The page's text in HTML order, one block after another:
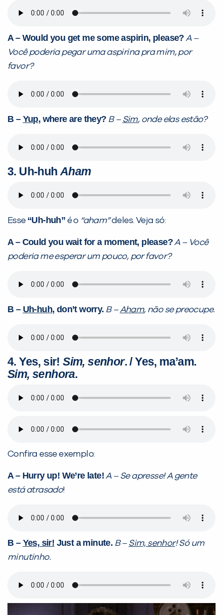
A–Would you get me some aspirin, please? A –
Você poderia pegar uma aspirina pra mim, por
favor?
B – Yup, where are they? B – Sim, onde elas estão?
3. Uh-huh Aham
Esse “Uh-huh” é o “aham”deles. Veja só:
A – Could you wait for a moment, please?A – Você
poderia me esperar um pouco, por favor?
B – Uh-huh, don’t worry. B –Aham, não se preocupe.
4.Yes, sir! Sim, senhor. / Yes, ma’am.
Sim, senhora.
Confira esse exemplo:
A – Hurry up! We’re late!A – Se apresse! A gente
está atrasado!
B – Yes, sir! Just a minute. B – Sim, senhor! Só um
minutinho.